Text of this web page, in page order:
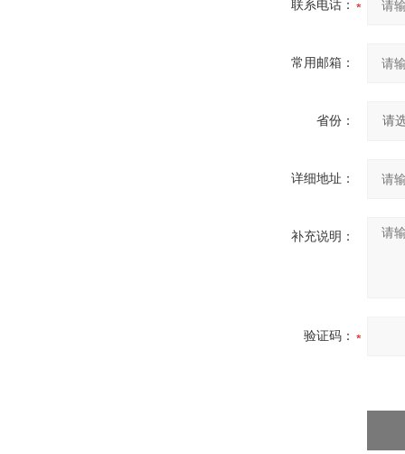
联系电话：
常用邮箱：
省份：
详细地址：
补充说明：
验证码：